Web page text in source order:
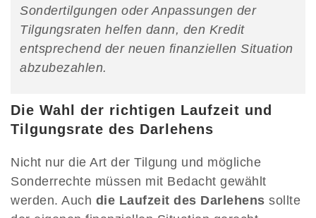
Sondertilgungen oder Anpassungen der
Tilgungsraten helfen dann, den Kredit
entsprechend der neuen finanziellen Situation
abzubezahlen.
Die Wahl der richtigen Laufzeit und
Tilgungsrate des Darlehens
Nicht nur die Art der Tilgung und mögliche
Sonderrechte müssen mit Bedacht gewählt
werden. Auch die Laufzeit des Darlehens sollte